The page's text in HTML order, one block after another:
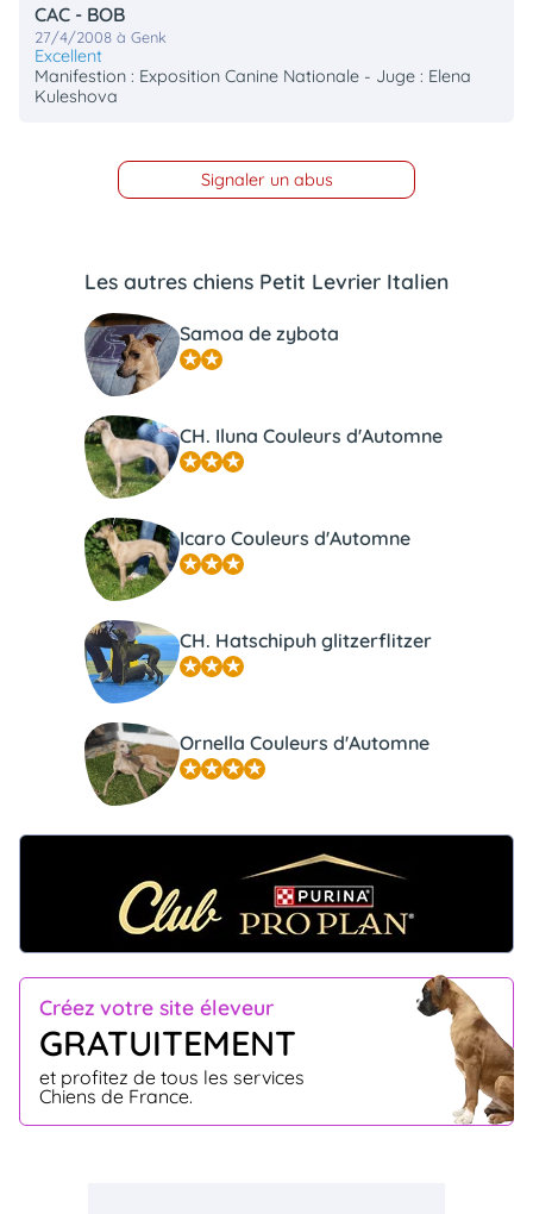
CAC - BOB
27/4/2008 à Genk
Excellent
Manifestion : Exposition Canine Nationale - Juge : Elena
Kuleshova
Signaler un abus
Créez votre site éleveur
GRATUITEMENT
et profitez de tous les services
Chiens de France.
Les autres chiens Petit Levrier Italien
Samoa de zybota
CH. Iluna Couleurs d'Automne
Icaro Couleurs d'Automne
CH. Hatschipuh glitzerflitzer
Ornella Couleurs d'Automne